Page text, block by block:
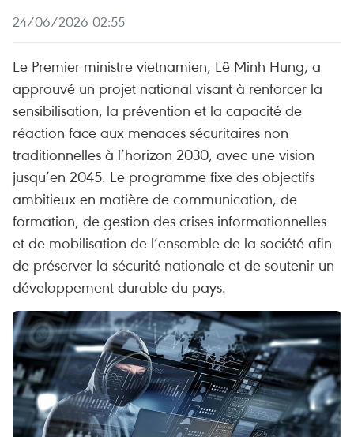
24/06/2026 02:55
Le Premier ministre vietnamien, Lê Minh Hung, a
approuvé un projet national visant à renforcer la
sensibilisation, la prévention et la capacité de
réaction face aux menaces sécuritaires non
traditionnelles à l’horizon 2030, avec une vision
jusqu’en 2045. Le programme fixe des objectifs
ambitieux en matière de communication, de
formation, de gestion des crises informationnelles
et de mobilisation de l’ensemble de la société afin
de préserver la sécurité nationale et de soutenir un
développement durable du pays.